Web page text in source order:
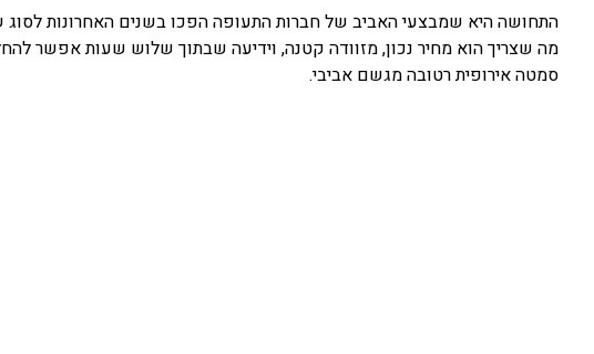
התחושה היא שמבצעי האביב של חברות התעופה הפכו בשנים האחרונות לסוג
מה שצריך הוא מחיר נכון, מזוודה קטנה, וידיעה שבתוך שלוש שעות אפשר
סמטה אירופית רטובה מגשם אביבי.